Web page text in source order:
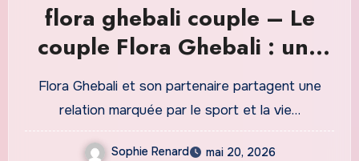
flora ghebali couple – Le
couple Flora Ghebali : une
histoire d’amour et de
carrière
Flora Ghebali et son partenaire partagent une
relation marquée par le sport et la vie…
Sophie Renard
mai 20, 2026